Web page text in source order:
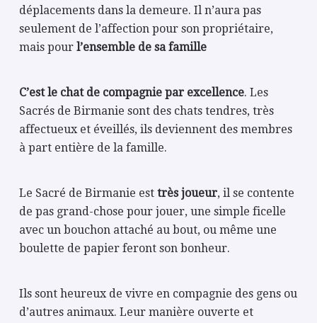
déplacements dans la demeure. Il n’aura pas
seulement de l’affection pour son propriétaire,
mais pourl’ensemble de sa famille
C’est le chat de compagnie par excellence. Les
Sacrés de Birmanie sont des chats tendres, très
affectueux et éveillés, ils deviennent des membres
à part entière de la famille.
Le Sacré de Birmanie est très joueur, il se contente
de pas grand-chose pour jouer, une simple ficelle
avec un bouchon attaché au bout, ou même une
boulette de papier feront son bonheur.
Ils sont heureux de vivre en compagnie des gens ou
d’autres animaux. Leur manière ouverte et